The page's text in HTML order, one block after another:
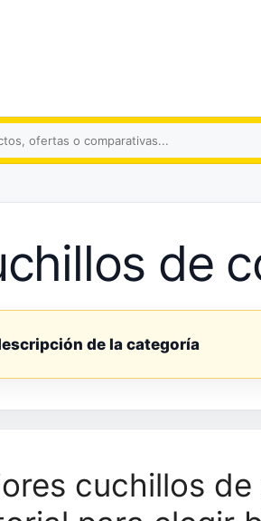
de
de la categoría
cuchillos